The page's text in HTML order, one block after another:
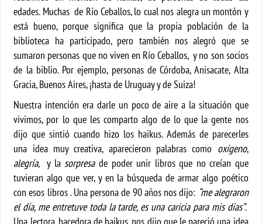
edades. Muchas de Río Ceballos, lo cual nos alegra un montón y
está bueno, porque significa que la propia población de la
biblioteca ha participado, pero también nos alegró que se
sumaron personas que no viven en Río Ceballos, y no son socios
de la biblio. Por ejemplo, personas de Córdoba, Anisacate, Alta
Gracia, Buenos Aires, ¡hasta de Uruguay y de Suiza!
Nuestra intención era darle un poco de aire a la situación que
vivimos, por lo que les comparto algo de lo que la gente nos
dijo que sintió cuando hizo los haikus. Además de parecerles
una idea muy creativa, aparecieron palabras como oxígeno,
alegría, y lasorpresade poder unir libros que no creían que
tuvieran algo que ver, y en la búsqueda de armar algo poético
con esos libros . Una persona de 90 años nos dijo: “me alegraron
el día, me entretuve toda la tarde, es una caricia para mis días”.